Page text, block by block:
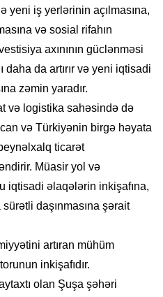
yeni iş yerlərinin açılmasına,
və sosial rifahın
axınının güclənməsi
daha da artırır və yeni iqtisadi
zəmin yaradır.
və logistika sahəsində də
və Türkiyənin birgə həyata
ticarət
Müasir yol və
iqtisadi əlaqələrin inkişafına,
daşınmasına şərait
artıran mühüm
inkişafıdır.
olan Şuşa şəhəri